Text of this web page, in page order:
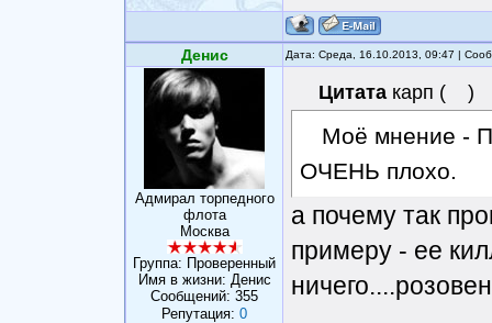
Денис Дата: Среда, 16.10.2013, 09:47 |
Адмирал торпедного
флота
Москва
Группа: Проверенный
Имя в жизни: Денис
Сообщений: 355
Репутация: 0
Цитата карп ( )
Моё мнение -
ОЧЕНЬ плохо.
а почему так
примеру - ее